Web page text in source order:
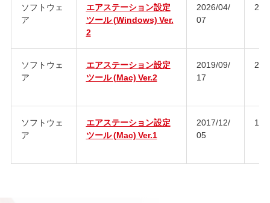
ソフトウェ
ア
エアステーション設定
ツール (Windows) Ver.
2
2026/04/
07
ソフトウェ
ア
エアステーション設定
ツール (Mac) Ver.2
2019/09/
17
ソフトウェ
ア
エアステーション設定
ツール (Mac) Ver.1
2017/12/
05